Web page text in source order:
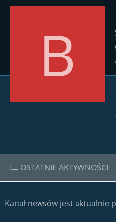
B
OSTATNIE AKTYWNOŚCI
Kanał newsów jest aktualnie